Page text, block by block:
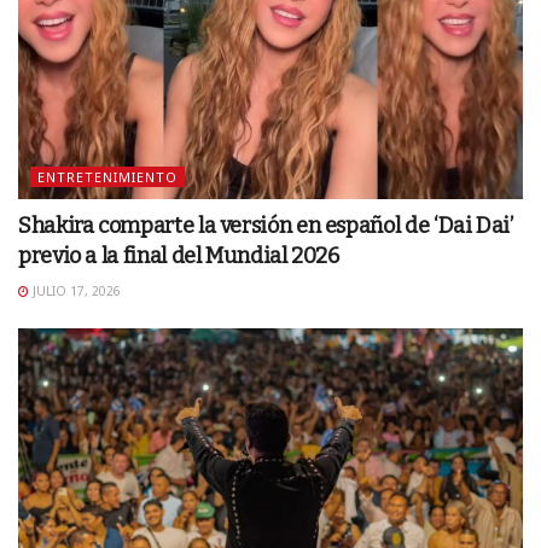
ENTRETENIMIENTO
Shakira comparte la versión en español de ‘Dai Dai’
previo a la final del Mundial 2026
JULIO 17, 2026